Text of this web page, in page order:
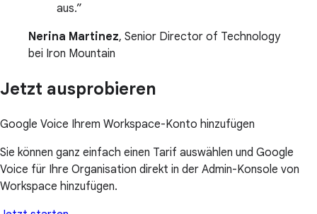
aus.
Nerina Martinez, Senior Director of Technology
bei Iron Mountain
Jetzt ausprobieren
Google Voice Ihrem Workspace-Konto hinzufügen
Sie können ganz einfach einen Tarif auswählen und Google
Voice für Ihre Organisation direkt in der Admin-Konsole von
Workspace hinzufügen.